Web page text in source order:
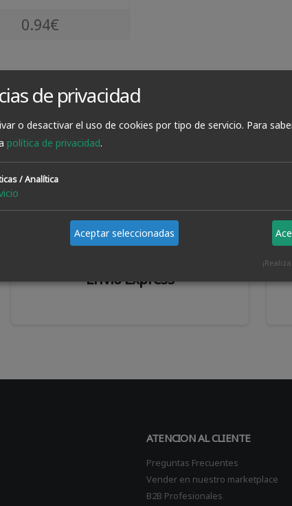
0.94€
Envio Express
ATENCION AL CLIENTE
Preguntas Frecuentes
Vender en nuestro marketplace
B2B Profesionales
de privacidad
o desactivar el uso de cookies por tipo de servicio. Para
política de privacidad.
/ Analítica
Aceptar seleccionadas